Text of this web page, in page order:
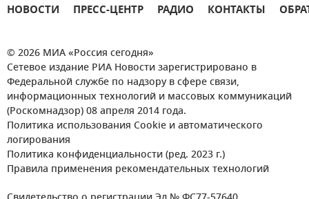
НОВОСТИ ПРЕСС-ЦЕНТР РАДИО КОНТАКТЫ
© 2026 МИА «Россия сегодня»
Сетевое издание РИА Новости зарегистрировано в
Федеральной службе по надзору в сфере связи,
информационных технологий и массовых коммуникаций
(Роскомнадзор) 08 апреля 2014 года.
Политика использования Cookie и автоматического
логирования
Политика конфиденциальности (ред. 2023 г.)
Правила применения рекомендательных технологий